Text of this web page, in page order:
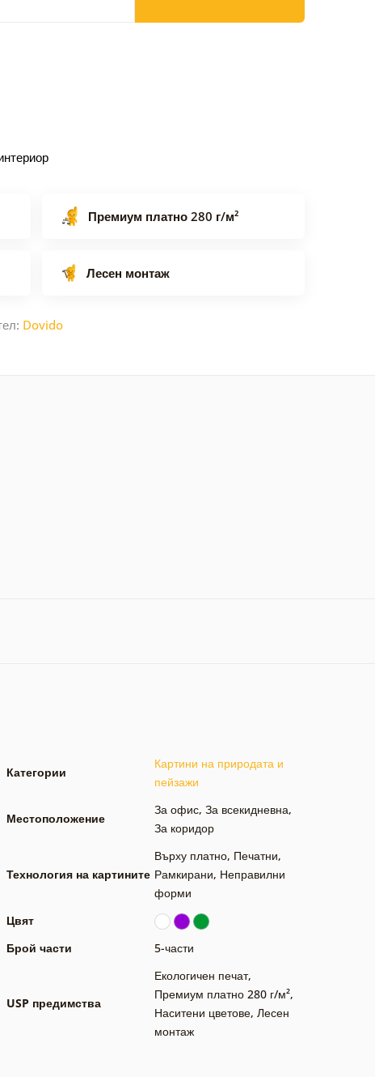
Премиум платно 280 г/м²
Лесен монтаж
Dovido
Категории
Картини на природата и
пейзажи
Местоположение
За офис, За всекидневна,
За коридор
Технология на картините
Върху платно, Печатни,
Рамкирани, Неправилни
форми
Цвят
Брой части
5-части
USP предимства
Екологичен печат,
Премиум платно 280 г/м²,
Наситени цветове, Лесен
монтаж